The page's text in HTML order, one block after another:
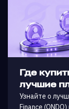
Где
лучшие
Узнайте о
Finance